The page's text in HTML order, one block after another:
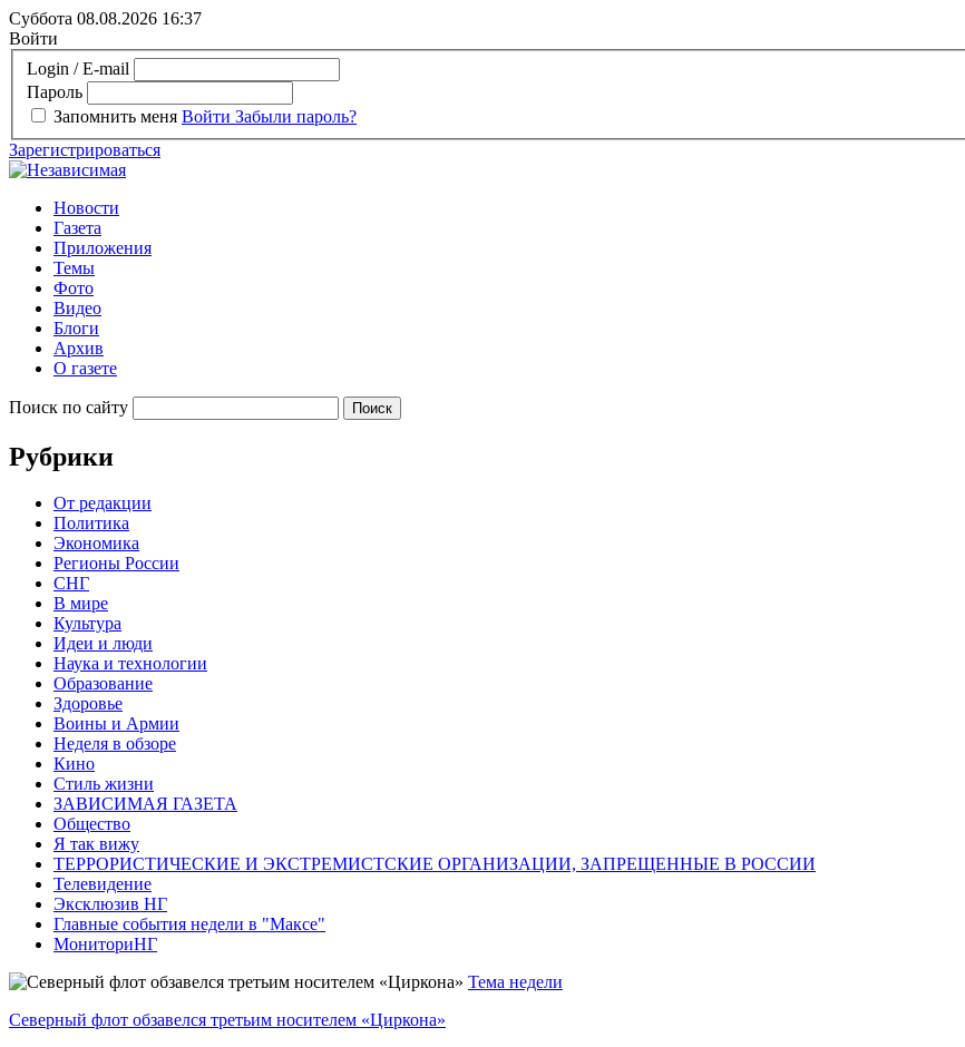
Суббота 08.08.2026 16:37
Войти
Login / E-mail
Пароль
Запомнить меня Войти Забыли пароль?
Зарегистрироваться
Новости
Газета
Приложения
Темы
Фото
Видео
Блоги
Архив
О газете
Поиск по сайту
Рубрики
От редакции
Политика
Экономика
Регионы России
СНГ
В мире
Культура
Идеи и люди
Наука и технологии
Образование
Здоровье
Воины и Армии
Неделя в обзоре
Кино
Стиль жизни
ЗАВИСИМАЯ ГАЗЕТА
Общество
Я так вижу
ТЕРРОРИСТИЧЕСКИЕ И ЭКСТРЕМИСТСКИЕ ОРГАНИЗАЦИИ, ЗАПРЕЩЕННЫЕ В РОССИИ
Телевидение
Эксклюзив НГ
Главные события недели в "Максе"
МониториНГ
Тема недели
Северный флот обзавелся третьим носителем «Циркона»